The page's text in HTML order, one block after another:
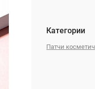
Категории
Патчи